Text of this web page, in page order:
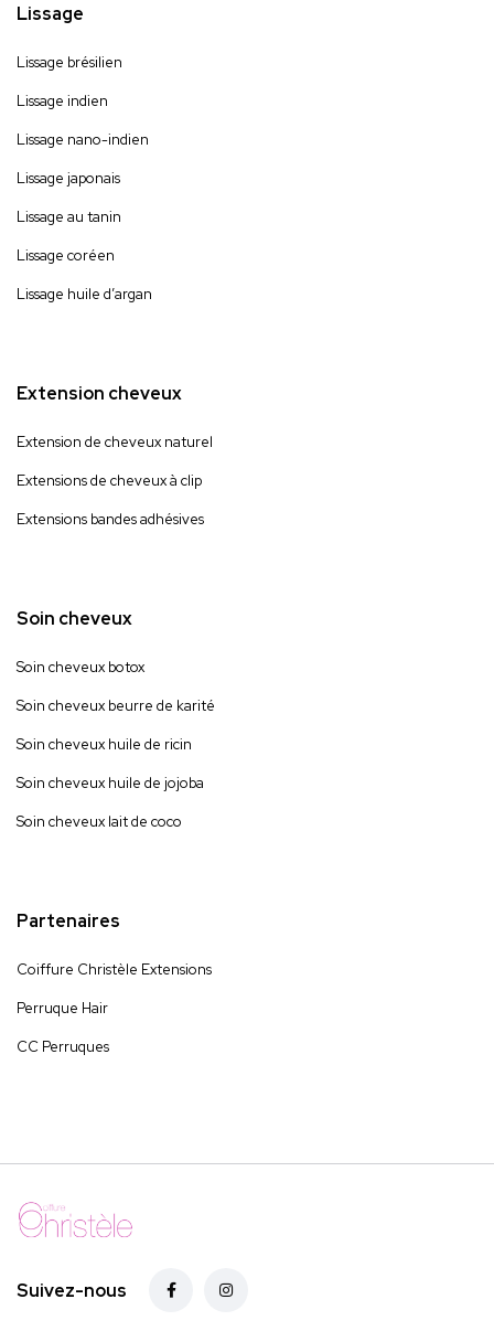
Lissage
Lissage brésilien
Lissage indien
Lissage nano-indien
Lissage japonais
Lissage au tanin
Lissage coréen
Lissage huile d’argan
Extension cheveux
Extension de cheveux naturel
Extensions de cheveux à clip
Extensions bandes adhésives
Soin cheveux
Soin cheveux botox
Soin cheveux beurre de karité
Soin cheveux huile de ricin
Soin cheveux huile de jojoba
Soin cheveux lait de coco
Partenaires
Coiffure Christèle Extensions
Perruque Hair
CC Perruques
Suivez-nous